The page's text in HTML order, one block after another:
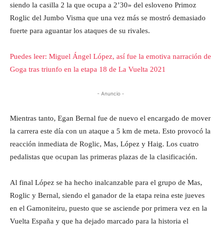
siendo la casilla 2 la que ocupa a 2’30» del esloveno Primoz
Roglic del Jumbo Visma que una vez más se mostró demasiado
fuerte para aguantar los ataques de su rivales.
Puedes leer: Miguel Ángel López, así fue la emotiva narración de
Goga tras triunfo en la etapa 18 de La Vuelta 2021
- Anuncio -
Mientras tanto, Egan Bernal fue de nuevo el encargado de mover
la carrera este día con un ataque a 5 km de meta. Esto provocó la
reacción inmediata de Roglic, Mas, López y Haig. Los cuatro
pedalistas que ocupan las primeras plazas de la clasificación.
Al final López se ha hecho inalcanzable para el grupo de Mas,
Roglic y Bernal, siendo el ganador de la etapa reina este jueves
en el Gamoniteiru, puesto que se asciende por primera vez en la
Vuelta España y que ha dejado marcado para la historia el